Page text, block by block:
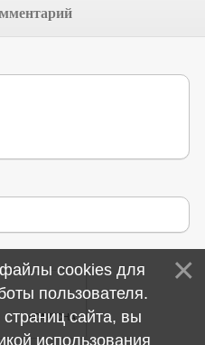
файлы cookies для
пользователя.
сайта, вы
использования